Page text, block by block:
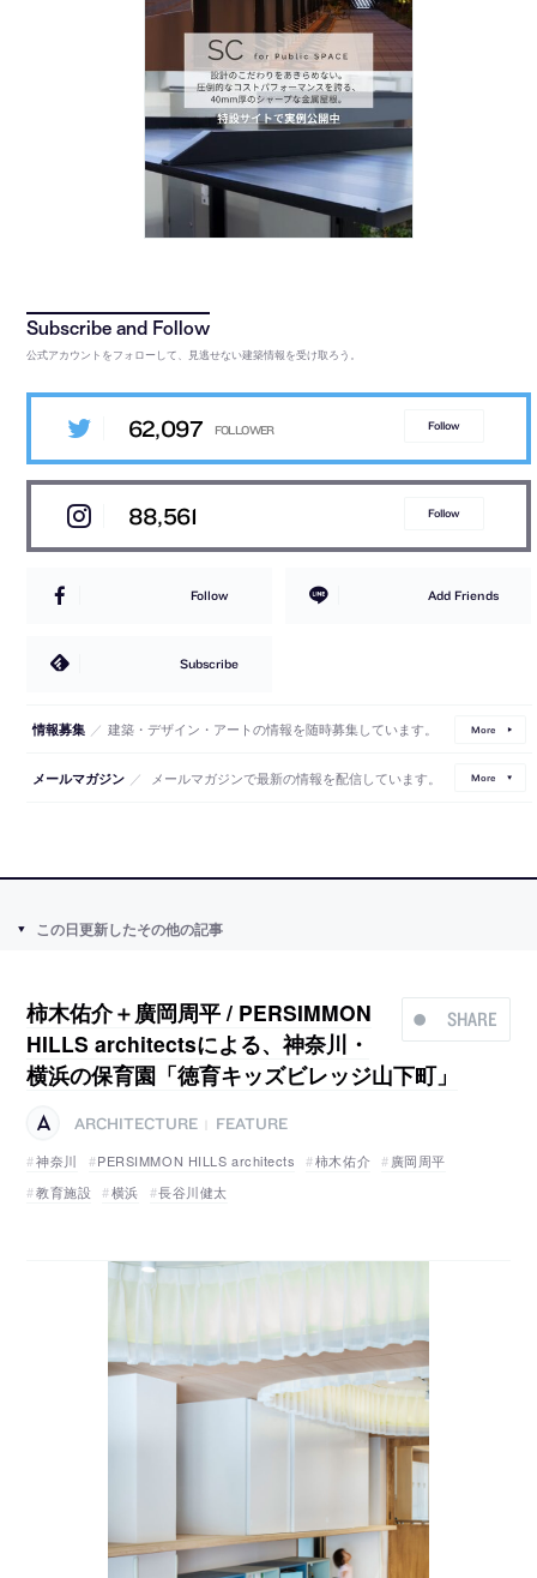
公式アカウントをフォローして、見逃せない建築情報を受け取ろう。
62,097 Follow
88,561 Follow
Follow Add Friends
Subscribe
情報募集 ／ 建築・デザイン・アートの情報を随時募集しています。 More
メールマガジン ／ メールマガジンで最新の情報を配信しています。 More
この日更新したその他の記事
SHARE
柿木佑介＋廣岡周平 / PERSIMMON
HILLS architectsによる、神奈川・
横浜の保育園「徳育キッズビレッジ山下町」
ARCHITECTURE
FEATURE
神奈川
PERSIMMON HILLS architects 柿木佑介
廣岡周平
教育施設
横浜 長谷川健太